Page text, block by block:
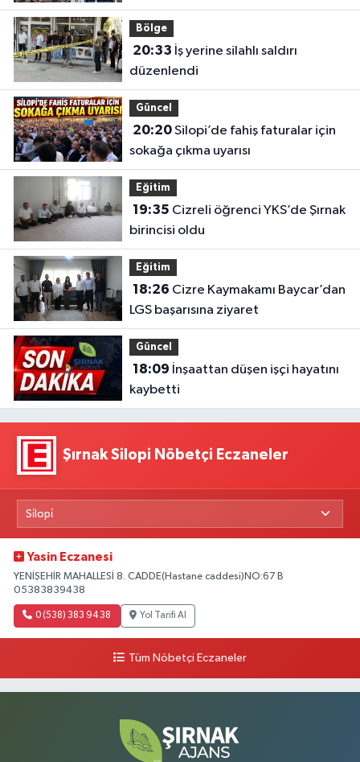
Bölge
20:33
düzenlendi
Güncel
20:20Silopi’de fahiş faturalar için
sokağa çıkma uyarısı
Eğitim
19:35
birincisi oldu
Eğitim
18:26
LGS başarısına ziyaret
Güncel
18:09
kaybetti
Şırnak Silopi Nöbetçi Eczaneler
Yasin Eczanesi
YENİŞEHİR MAHALLESİ 8. CADDE(Hastane caddesi)NO:67 B
05383839438
0 (538) 383 94 38 Yol Tarifi Al
Tüm Nöbetçi Eczaneler